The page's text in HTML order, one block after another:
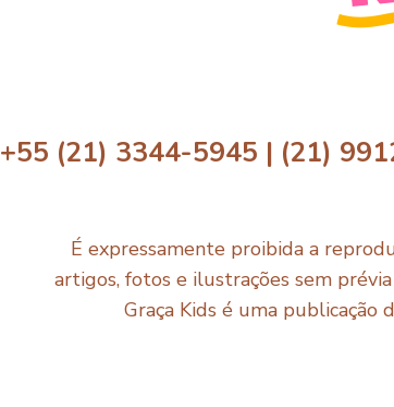
+55 (21) 3344-5945 | (21)
É expressamente proibida a
artigos, fotos e ilustrações sem
Graça Kids é uma publicação